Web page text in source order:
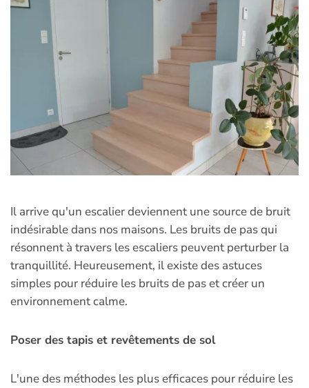
Il arrive qu'un escalier deviennent une source de bruit
indésirable dans nos maisons. Les bruits de pas qui
résonnent à travers les escaliers peuvent perturber la
tranquillité. Heureusement, il existe des astuces
simples pour réduire les bruits de pas et créer un
environnement calme.
Poser des tapis et revêtements de sol
L'une des méthodes les plus efficaces pour réduire les